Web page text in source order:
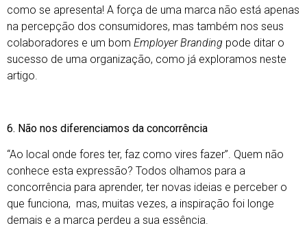
como se apresenta! A força de uma marca não está apenas
na percepção dos consumidores, mas também nos seus
colaboradores e um bom Employer Branding pode ditar o
sucesso de uma organização, como já exploramos neste
artigo.
6. Não nos diferenciamos da concorrência
“Ao local onde fores ter, faz como vires fazer”. Quem não
conhece esta expressão? Todos olhamos para a
concorrência para aprender, ter novas ideias e perceber o
que funciona, mas, muitas vezes, a inspiração foi longe
demais e a marca perdeu a sua essência.